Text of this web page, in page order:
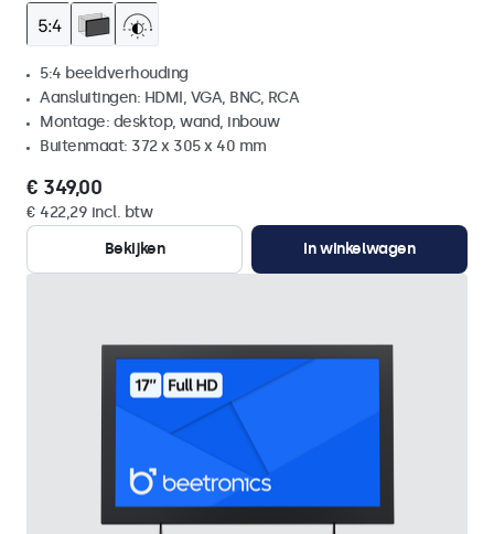
5:4 beeldverhouding
Aansluitingen: HDMI, VGA, BNC, RCA
Montage: desktop, wand, inbouw
Buitenmaat: 372 x 305 x 40 mm
€ 349,00
€ 422,29 incl. btw
Bekijken
In winkelwagen